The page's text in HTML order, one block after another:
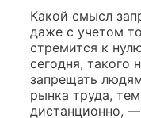
Какой смысл
даже с учетом
стремится к
сегодня, такого
запрещать
рынка труда,
дистанционно,